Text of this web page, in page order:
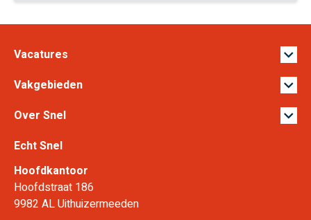
Vacatures
Vakgebieden
Over Snel
Echt Snel
Hoofdkantoor
Hoofdstraat 186
9982 AL Uithuizermeeden